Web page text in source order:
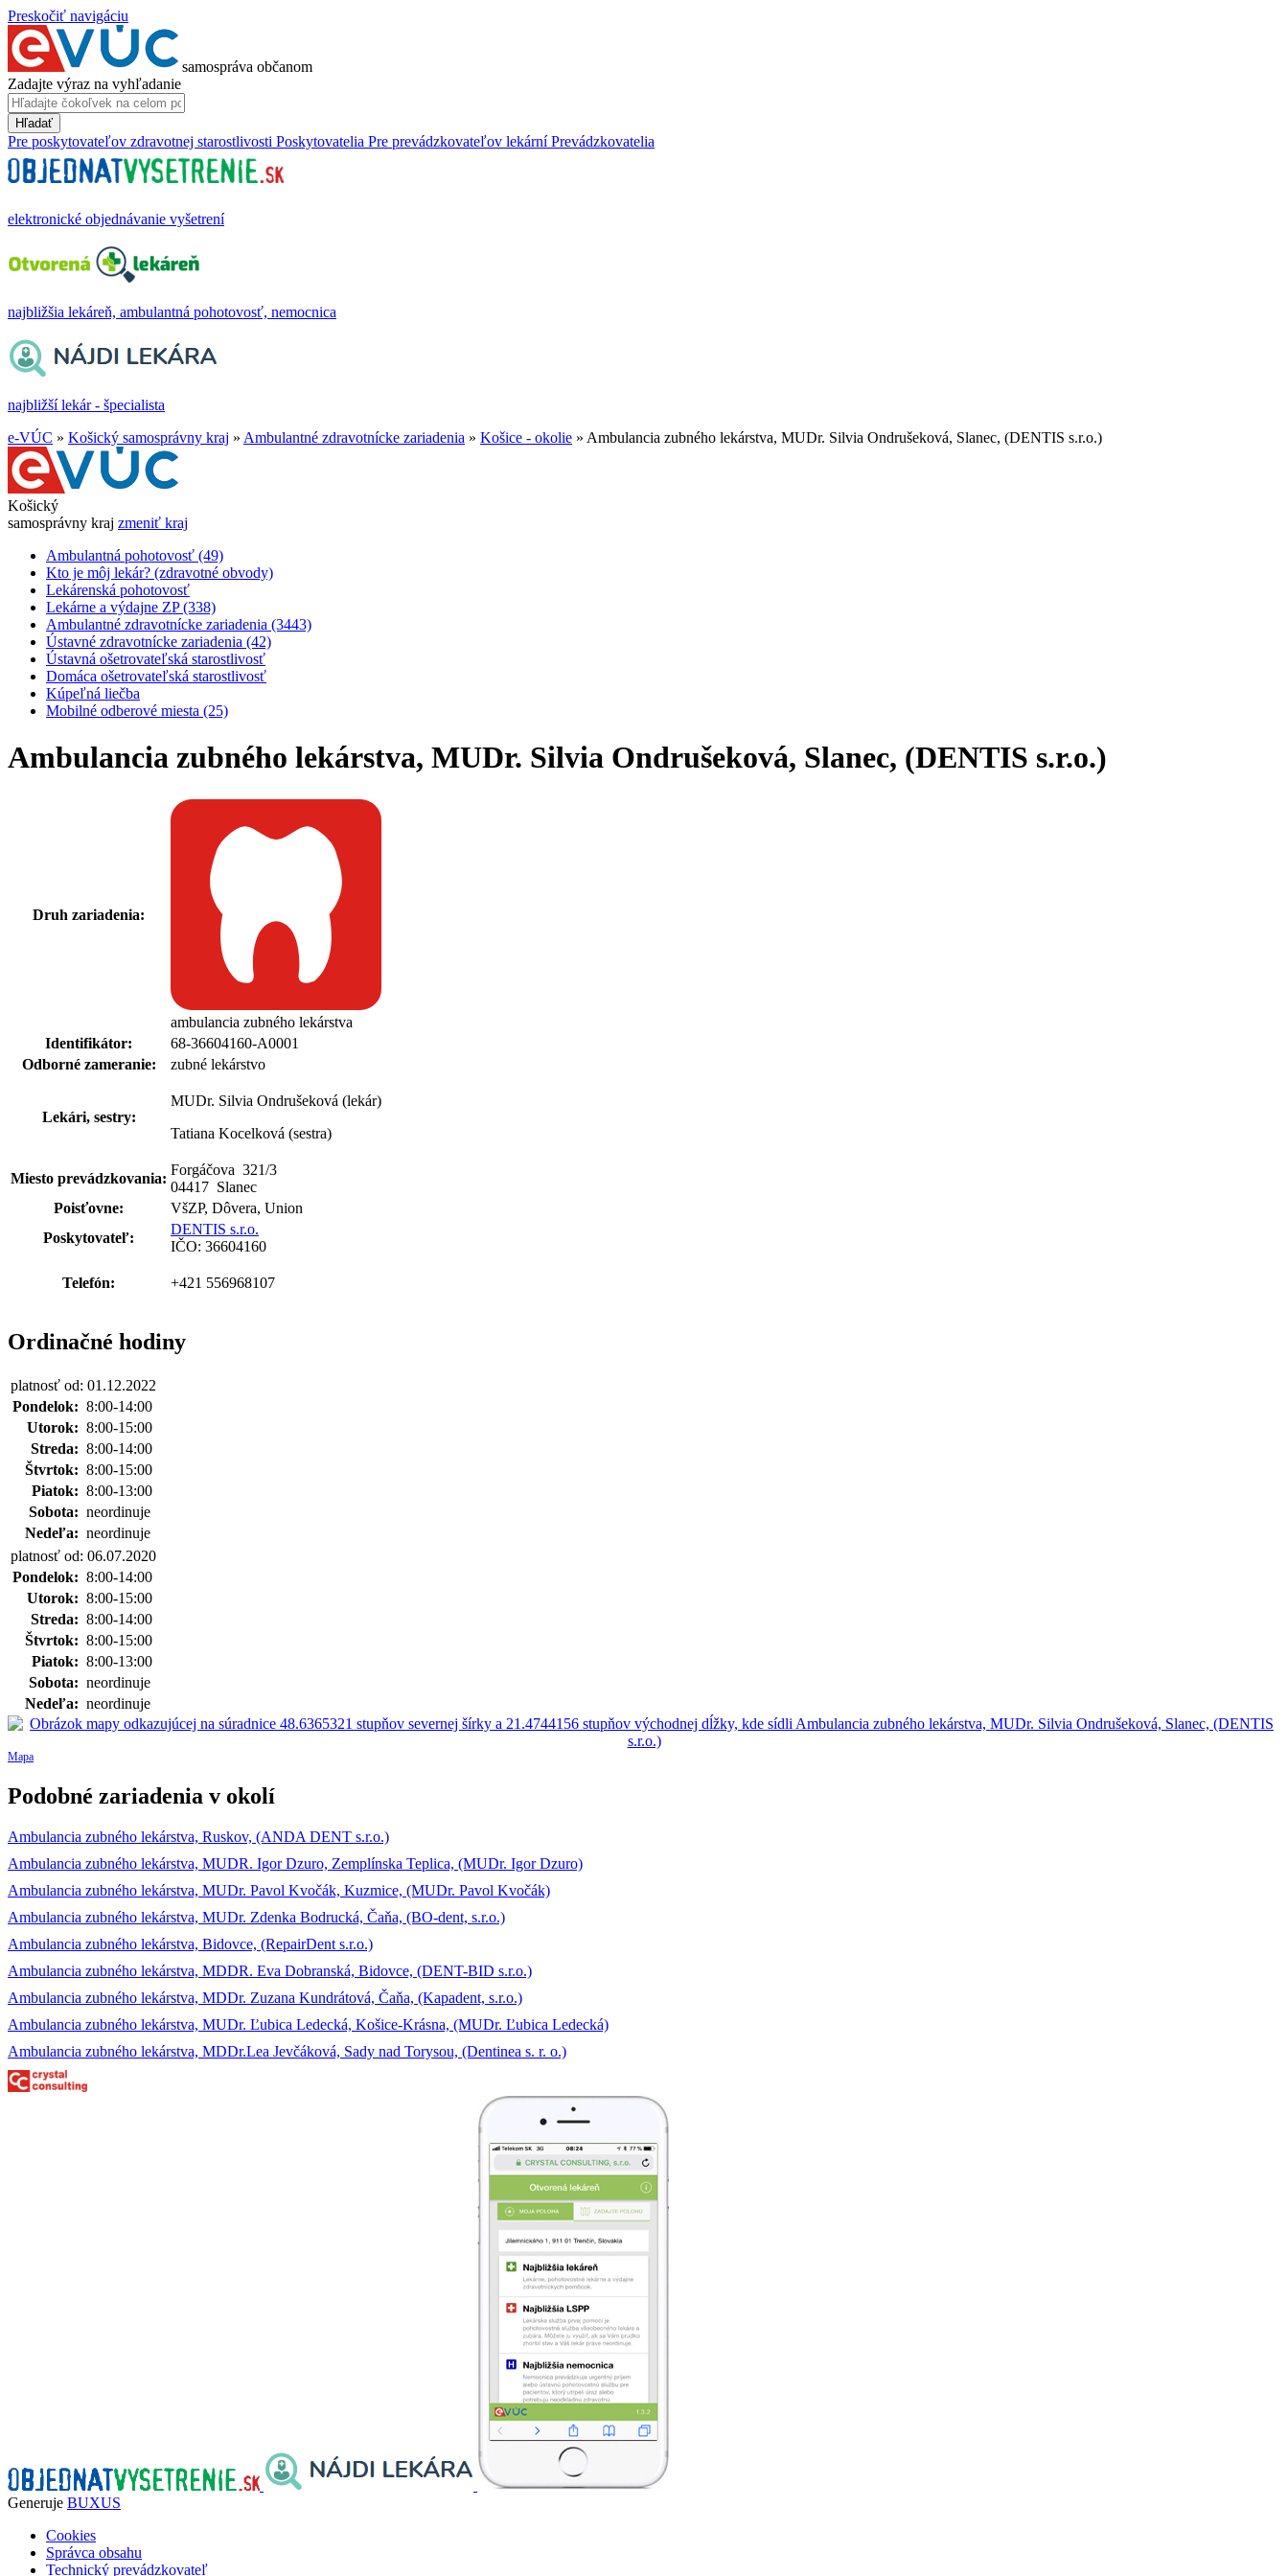
Preskočiť navigáciu
samospráva občanom
Zadajte výraz na vyhľadanie
Hľadať
Pre poskytovateľov zdravotnej starostlivosti Poskytovatelia Pre prevádzkovateľov lekární Prevádzkovatelia
elektronické objednávanie vyšetrení
najbližšia lekáreň, ambulantná pohotovosť, nemocnica
najbližší lekár - špecialista
e-VÚC » Košický samosprávny kraj » Ambulantné zdravotnícke zariadenia » Košice - okolie » Ambulancia zubného lekárstva, MUDr. Silvia Ondrušeková, Slanec, (DENTIS s.r.o.)
Košický
samosprávny kraj zmeniť kraj
Ambulantná pohotovosť (49)
Kto je môj lekár? (zdravotné obvody)
Lekárenská pohotovosť
Lekárne a výdajne ZP (338)
Ambulantné zdravotnícke zariadenia (3443)
Ústavné zdravotnícke zariadenia (42)
Ústavná ošetrovateľská starostlivosť
Domáca ošetrovateľská starostlivosť
Kúpeľná liečba
Mobilné odberové miesta (25)
Ambulancia zubného lekárstva, MUDr. Silvia Ondrušeková, Slanec, (DENTIS s.r.o.)
Druh zariadenia:
ambulancia zubného lekárstva
Identifikátor:
68-36604160-A0001
Odborné zameranie:
zubné lekárstvo
Lekári, sestry:
MUDr. Silvia Ondrušeková (lekár)
Tatiana Kocelková (sestra)
Miesto prevádzkovania:
Forgáčova 321/3
04417 Slanec
Poisťovne:
VšZP, Dôvera, Union
Poskytovateľ:
DENTIS s.r.o.
IČO: 36604160
Telefón: +421 556968107
Ordinačné hodiny
platnosť od: 01.12.2022
Pondelok: 8:00-14:00
Utorok: 8:00-15:00
Streda: 8:00-14:00
Štvrtok: 8:00-15:00
Piatok: 8:00-13:00
Sobota: neordinuje
Nedeľa: neordinuje
platnosť od: 06.07.2020
Pondelok: 8:00-14:00
Utorok: 8:00-15:00
Streda: 8:00-14:00
Štvrtok: 8:00-15:00
Piatok: 8:00-13:00
Sobota: neordinuje
Nedeľa: neordinuje
Mapa
Podobné zariadenia v okolí
Ambulancia zubného lekárstva, Ruskov, (ANDA DENT s.r.o.)
Ambulancia zubného lekárstva, MUDR. Igor Dzuro, Zemplínska Teplica, (MUDr. Igor Dzuro)
Ambulancia zubného lekárstva, MUDr. Pavol Kvočák, Kuzmice, (MUDr. Pavol Kvočák)
Ambulancia zubného lekárstva, MUDr. Zdenka Bodrucká, Čaňa, (BO-dent, s.r.o.)
Ambulancia zubného lekárstva, Bidovce, (RepairDent s.r.o.)
Ambulancia zubného lekárstva, MDDR. Eva Dobranská, Bidovce, (DENT-BID s.r.o.)
Ambulancia zubného lekárstva, MDDr. Zuzana Kundrátová, Čaňa, (Kapadent, s.r.o.)
Ambulancia zubného lekárstva, MUDr. Ľubica Ledecká, Košice-Krásna, (MUDr. Ľubica Ledecká)
Ambulancia zubného lekárstva, MDDr.Lea Jevčáková, Sady nad Torysou, (Dentinea s. r. o.)
Generuje BUXUS
Cookies
Správca obsahu
Technický prevádzkovateľ